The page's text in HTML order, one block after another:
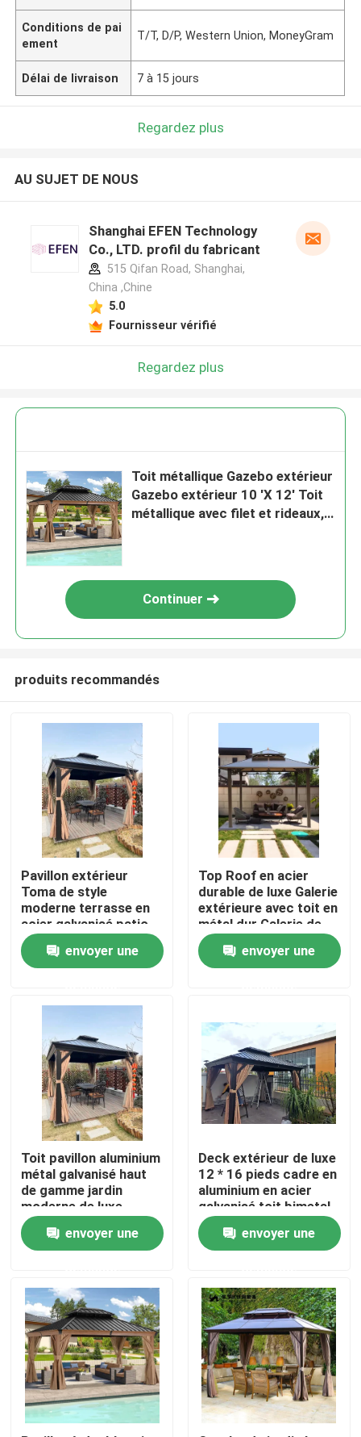
Maison
Au sujet de nous
Visite d'usine
Contrôle de qualité
Contactez-nous
Demandez une citation
Pergola en aluminium de patio
Pergola à abats-sons en aluminium
Conditions de pai
ement
T/T, D/P, Western Union, MoneyGram
Délai de livraison 7 à 15 jours
Regardez plus
AU SUJET DE NOUS
Shanghai EFEN Technology
Co., LTD. profil du fabricant
515 Qifan Road, Shanghai,
China ,Chine
5.0
Fournisseur vérifié
Regardez plus
Toit métallique Gazebo extérieur
Gazebo extérieur 10 'X 12' Toit
métallique avec filet et rideaux,
Continuer
produits recommandés
Pavillon extérieur
Toma de style
moderne terrasse en
acier galvanisé patio
avec double toit de
design envoyer une
Top Roof en acier
durable de luxe Galerie
extérieure avec toit en
métal dur Galerie de
tente
envoyer une
Toit pavillon aluminium
métal galvanisé haut
de gamme jardin
moderne de luxe
envoyer une
Deck extérieur de luxe
12 * 16 pieds cadre en
aluminium en acier
galvanisé toit bimetal
dur haut gazebo jardin
envoyer une